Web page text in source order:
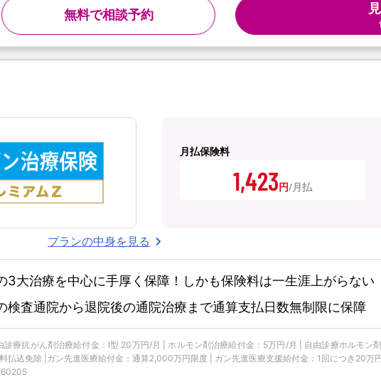
無料で相談予約
月払保険料
1,423円
プランの中身を見る
3大治療を中心に手厚く保障！しかも保険料は一生涯上がらない
検査通院から退院後の通院治療まで通算支払日数無制限に保障
療抗がん剤治療給付金：Ⅰ型 20万円/月 | ホルモン剤治療給付金：5万円/月 | 自由診療ホルモン
払込免除 |ガン先進医療給付金：通算2,000万円限度 | ガン先進医療支援給付金：1回につき20万